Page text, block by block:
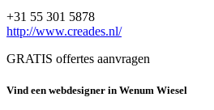
+31 55 301 5878
http://www.creades.nl/
GRATIS offertes aanvragen
Vind een webdesigner in Wenum Wiesel